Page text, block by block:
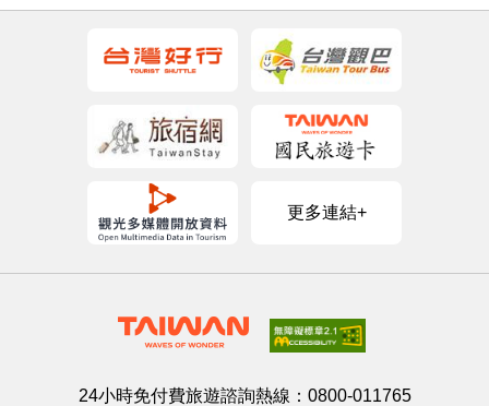
更多連結+
24小時免付費旅遊諮詢熱線： 0800-011765